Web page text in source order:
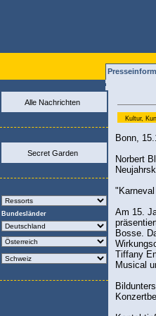
Alle Nachrichten
Secret Garden
Bundesländer
Kultur,
Bonn,
Norbert
Am 15.
Bosse.
Tiffany
Musical